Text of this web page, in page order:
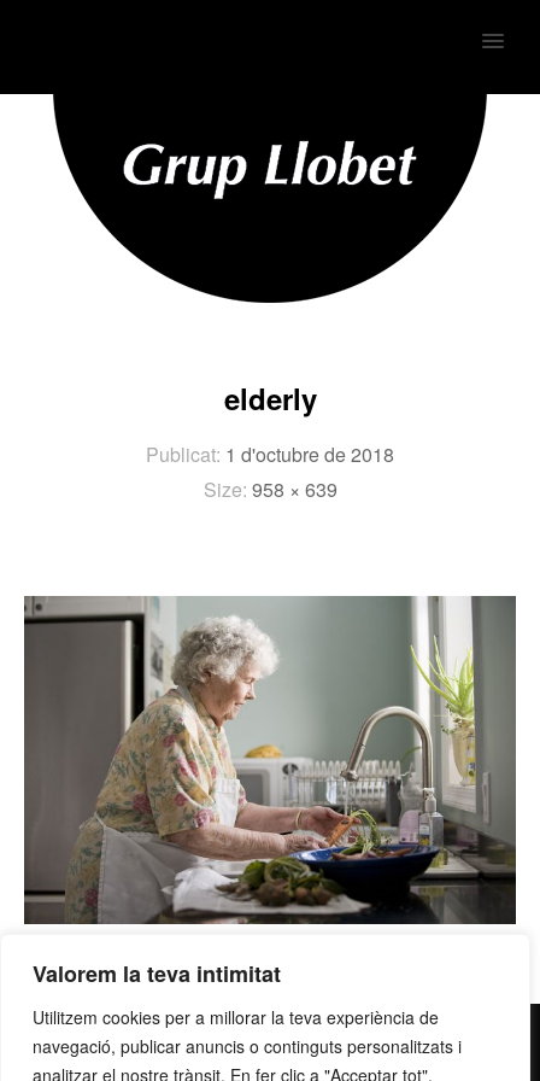
Valorem la teva intimitat
Utilitzem cookies per a millorar la teva experiència de
navegació, publicar anuncis o continguts personalitzats i
analitzar el nostre trànsit. En fer clic a "Acceptar tot",
MENU
elderly
Publicat: 1 d'octubre de 2018
Size: 958 × 639
contacte@grupllobet.com| Política de privacitat|Donar-